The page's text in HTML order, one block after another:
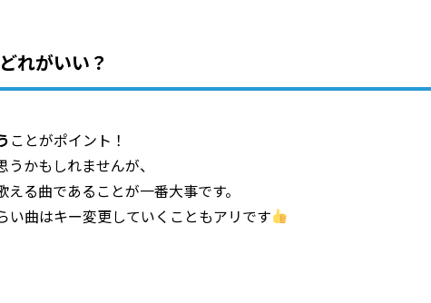
れがいい？
ことがポイント！
かもしれませんが、
る曲であることが一番大事です。
い曲はキー変更していくこともアリです